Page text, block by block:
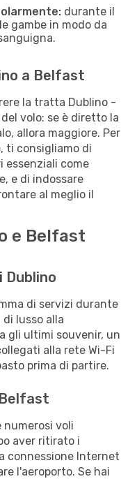
durante il
gambe in modo da
a Belfast
la tratta Dublino -
volo: se è diretto la
allora maggiore. Per
ti consigliamo di
essenziali come
e di indossare
al meglio il
e Belfast
Dublino
di servizi durante
lusso alla
gli ultimi souvenir, un
alla rete Wi-Fi
prima di partire.
voli
aver ritirato i
connessione Internet
l'aeroporto. Se hai